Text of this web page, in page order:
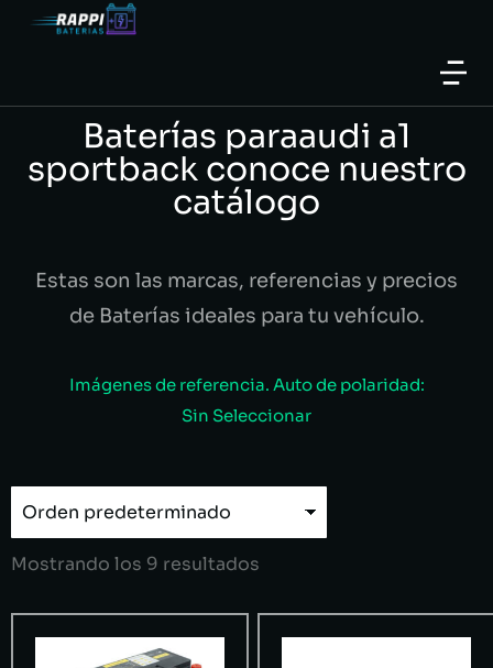
Baterías paraaudi a1
sportback conoce nuestro
catálogo
Estas son las marcas, referencias y precios
de Baterías ideales para tu vehículo.
Imágenes de referencia. Auto de polaridad:
Sin Seleccionar
Mostrando los 9 resultados